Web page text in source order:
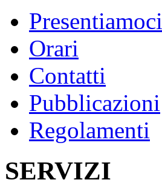
Presentiamoci
Orari
Contatti
Pubblicazioni
Regolamenti
SERVIZI